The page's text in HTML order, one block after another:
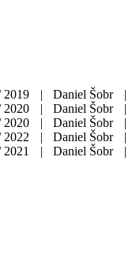
2019 | Daniel Šobr |
2020 | Daniel Šobr |
2020 | Daniel Šobr |
2022 | Daniel Šobr |
| Daniel Šobr |